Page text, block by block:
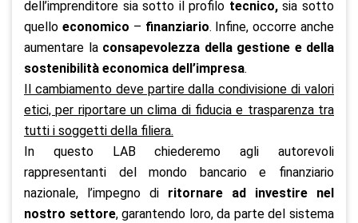
dell’imprenditore sia sotto il profilo tecnico,sia sotto
quello economico – finanziario. Infine, occorre anche
aumentare laconsapevolezza della gestione e della
sostenibilità economica dell’impresa.
Il cambiamento deve partire dalla condivisione di valori
etici, per riportare un clima di fiducia e trasparenza tra
tutti i soggetti della filiera.
In questo LAB chiederemo agli autorevoli
rappresentanti del mondo bancario e finanziario
nazionale, l’impegno di ritornare ad investire nel
nostro settore, garantendo loro, da parte del sistema